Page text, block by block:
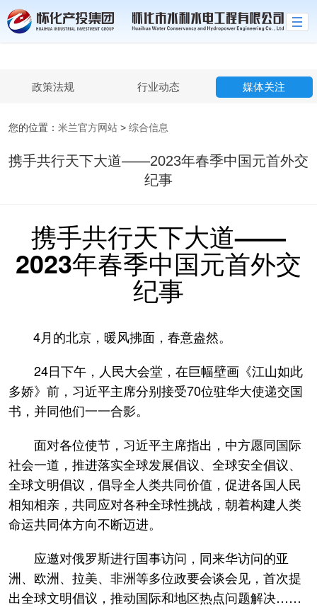
米兰官方网站
政策法规 行业动态 媒体关注
您的位置： 米兰官方网站 > 综合信息
携手共行天下大道——2023年春季中国元首外交
纪事
携手共行天下大道——
2023年春季中国元首外交
纪事
4月的北京，暖风拂面，春意盎然。
24日下午，人民大会堂，在巨幅壁画《江山如此
多娇》前，习近平主席分别接受70位驻华大使递交国
书，并同他们一一合影。
面对各位使节，习近平主席指出，中方愿同国际
社会一道，推进落实全球发展倡议、全球安全倡议、
全球文明倡议，倡导全人类共同价值，促进各国人民
相知相亲，共同应对各种全球性挑战，朝着构建人类
命运共同体方向不断迈进。
应邀对俄罗斯进行国事访问，同来华访问的亚
洲、欧洲、拉美、非洲等多位政要会谈会见，首次提
出全球文明倡议，推动国际和地区热点问题解决……